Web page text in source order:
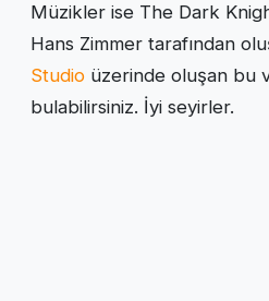
Müzikler ise The Dark
Hans Zimmer tarafından
Studio üzerinde oluşan bu
bulabilirsiniz. İyi seyirler.